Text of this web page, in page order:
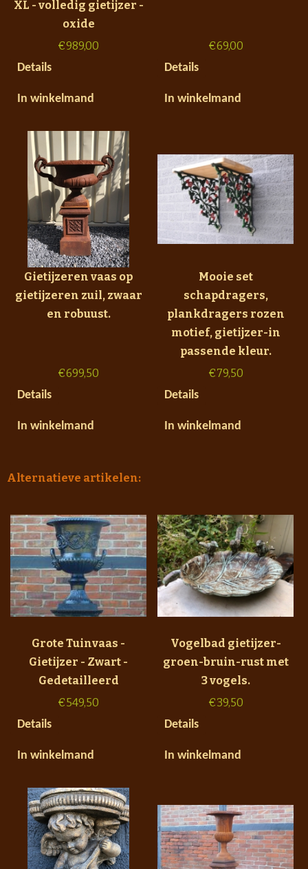
XL - volledig gietijzer -
oxide
€989,00
Details
In winkelmand
€69,00
Details
In winkelmand
Gietijzeren vaas op
gietijzeren zuil, zwaar
en robuust.
€699,50
Details
In winkelmand
Mooie set
schapdragers,
plankdragers rozen
motief, gietijzer-in
passende kleur.
€79,50
Details
In winkelmand
Alternatieve artikelen:
Grote Tuinvaas -
Gietijzer - Zwart -
Gedetailleerd
€549,50
Details
In winkelmand
Vogelbad gietijzer-
groen-bruin-rust met
3 vogels.
€39,50
Details
In winkelmand